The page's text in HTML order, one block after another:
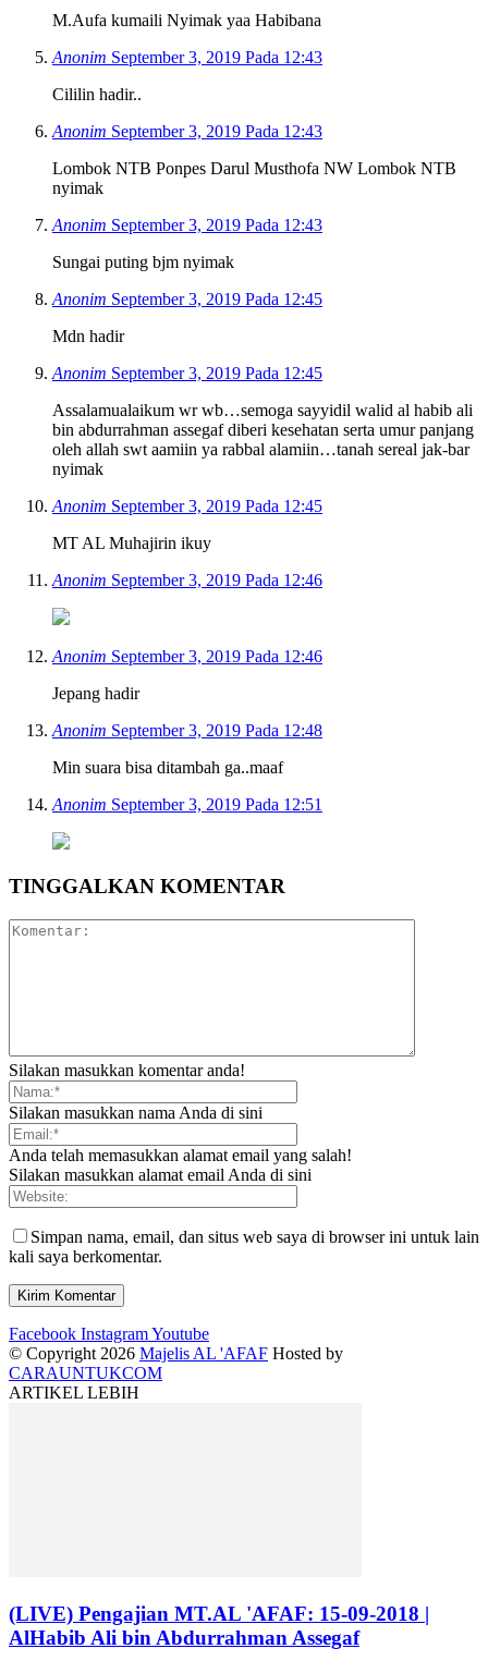
M.Aufa kumaili Nyimak yaa Habibana
Anonim September 3, 2019 Pada 12:43
Cililin hadir..
Anonim September 3, 2019 Pada 12:43
Lombok NTB Ponpes Darul Musthofa NW Lombok NTB
nyimak
Anonim September 3, 2019 Pada 12:43
Sungai puting bjm nyimak
Anonim September 3, 2019 Pada 12:45
Mdn hadir
Anonim September 3, 2019 Pada 12:45
Assalamualaikum wr wb…semoga sayyidil walid al habib ali
bin abdurrahman assegaf diberi kesehatan serta umur panjang
oleh allah swt aamiin ya rabbal alamiin…tanah sereal jak-bar
nyimak
Anonim September 3, 2019 Pada 12:45
MT AL Muhajirin ikuy
Anonim September 3, 2019 Pada 12:46
Anonim September 3, 2019 Pada 12:46
Jepang hadir
Anonim September 3, 2019 Pada 12:48
Min suara bisa ditambah ga..maaf
Anonim September 3, 2019 Pada 12:51
TINGGALKAN KOMENTAR
Silakan masukkan komentar anda!
Silakan masukkan nama Anda di sini
Anda telah memasukkan alamat email yang salah!
Silakan masukkan alamat email Anda di sini
Simpan nama, email, dan situs web saya di browser ini untuk lain
kali saya berkomentar.
Facebook InstagramYoutube
© Copyright 2026 Majelis AL 'AFAF Hosted by
CARAUNTUKCOM
ARTIKEL LEBIH
(LIVE) Pengajian MT.AL 'AFAF: 15-09-2018 |
AlHabib Ali bin Abdurrahman Assegaf